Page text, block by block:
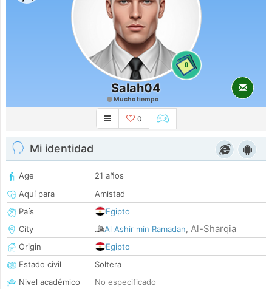
0
Salah04
Mucho tiempo
0
Mi identidad
Age
21 años
Aquí para
Amistad
País
Egipto
City
Al Ashir min Ramadan, Al-Sharqia
Origin
Egipto
Estado civil
Soltera
Nivel académico
No especificado